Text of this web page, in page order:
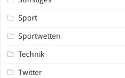
Sport
Sportwetten
Technik
Twitter